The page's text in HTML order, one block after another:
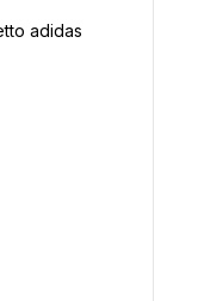
adidas